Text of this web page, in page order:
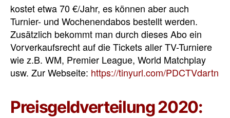
kostet etwa 70 €/Jahr, es können aber auch
Turnier- und Wochenendabos bestellt werden.
Zusätzlich bekommt man durch dieses Abo ein
Vorverkaufsrecht auf die Tickets aller TV-Turniere
wie z.B. WM, Premier League, World Matchplay
usw. Zur Webseite: https://tinyurl.com/PDCTVdartn
Preisgeldverteilung 2020: